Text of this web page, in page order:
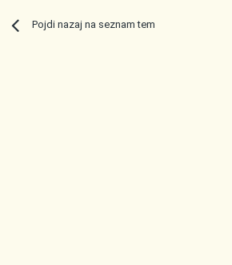
Pojdi nazaj na seznam tem